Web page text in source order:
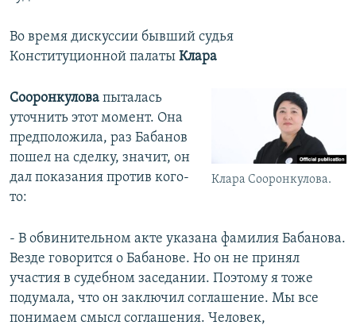
Во время дискуссии бывший судья
Конституционной палаты Клара
Клара Сооронкулова.
Сооронкулова пыталась
уточнить этот момент. Она
предположила, раз Бабанов
пошел на сделку, значит, он
дал показания против кого-
то:
- В обвинительном акте указана фамилия Бабанова.
Везде говорится о Бабанове. Но он не принял
участия в судебном заседании. Поэтому я тоже
подумала, что он заключил соглашение. Мы все
понимаем смысл соглашения. Человек,